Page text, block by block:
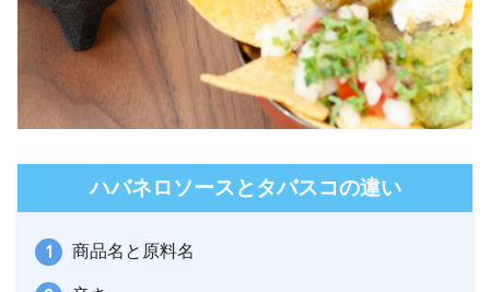
ハバネロソースとタバスコの違い
商品名と原料名